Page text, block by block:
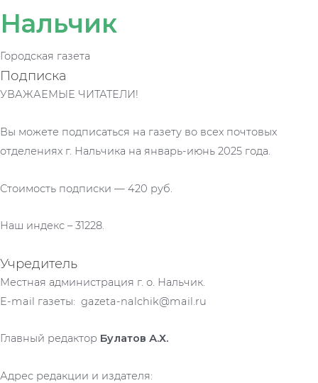
Нальчик
Городская газета
Подписка
УВАЖАЕМЫЕ ЧИТАТЕЛИ!
Вы можете подписаться на газету во всех почтовых
отделениях г. Нальчика на январь-июнь 2025 года.
Стоимость подписки — 420 руб.
Наш индекс – 31228.
Учредитель
Местная администрация г. о. Нальчик.
E-mail газеты: gazeta-nalchik@mail.ru
Главный редактор Булатов А.Х.
Адрес редакции и издателя: